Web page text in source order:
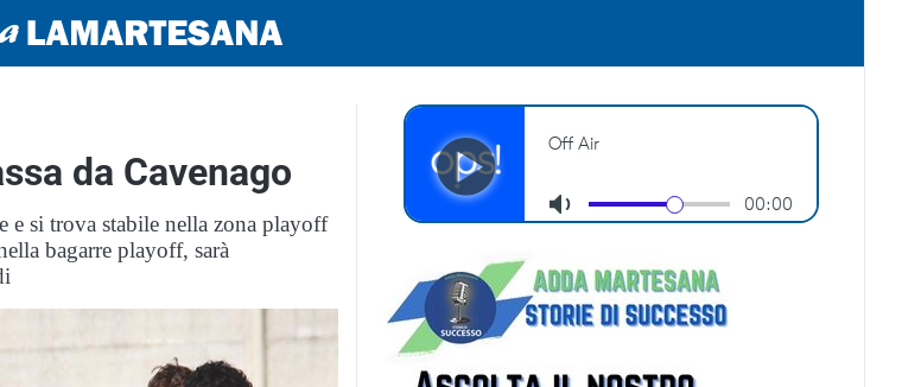
da Cavenago
e si trova stabile nella zona playoff
bagarre playoff, sarà